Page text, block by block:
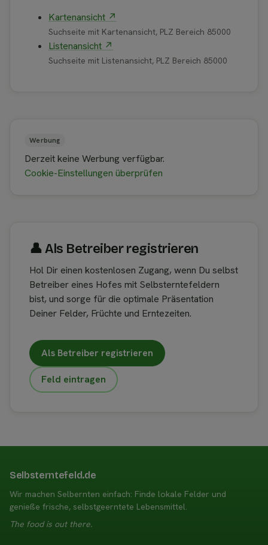
Kartenansicht ↗
Suchseite mit Kartenansicht, PLZ Bereich 85000
Listenansicht ↗
Suchseite mit Listenansicht, PLZ Bereich 85000
Werbung
Derzeit keine Werbung verfügbar.
Cookie-Einstellungen überprüfen
👤︎ Als Betreiber registrieren
Hol Dir einen kostenlosen Zugang, wenn Du selbst
Betreiber eines Hofes mit Selbsterntefeldern
bist, und sorge für die optimale Präsentation
Deiner Felder, Früchte und Erntezeiten.
Als Betreiber registrieren
Feld eintragen
Selbsterntefeld.de
Wir machen Selbernten einfach: Finde lokale Felder und
genieße frische, selbstgeerntete Lebensmittel.
The food is out there.